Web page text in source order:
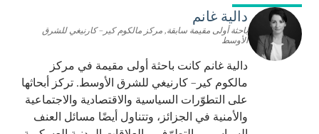
دالية غانم
باحثة أولى مقيمة سابقة, مركز مالكوم كير– كارنيغي للشرق
الأوسط
دالية غانم كانت باحثة أولى مقيمة في مركز
مالكوم كير– كارنيغي للشرق الأوسط. تركز أبحاثها
على التطوّرات السياسية والاقتصادية والاجتماعية
والأمنية في الجزائز، وتتناول أيضًا مسائل العنف